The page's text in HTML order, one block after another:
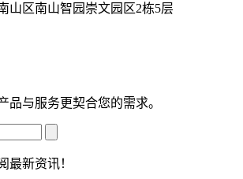
山区南山智园崇文园区2栋5层
品与服务更契合您的需求。
最新资讯！